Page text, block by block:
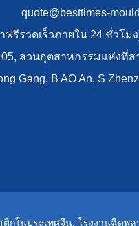
quote@besttimes-
ฟรีรวดเร็วภายใน 24 ชั่วโม
สวนอุตสาหกรรมแห่งที่ส
Gang, B AO An, S
กในประเทศจีน โรงงานฉีดพล